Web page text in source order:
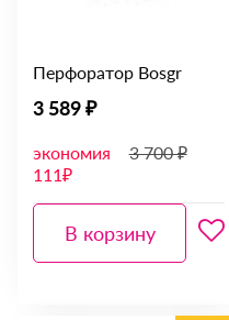
Перфоратор Bosgr
3 589 ₽
экономия
111₽
3 700 ₽
В корзину